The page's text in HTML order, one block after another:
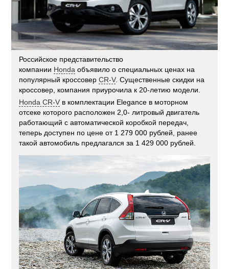
Российское представительство
компании Honda объявило о специальных ценах на
популярный кроссоверCR-V. Существенные скидки на
кроссовер, компания приурочила к 20-летию модели.
Honda CR-V в комплектации Elegance в моторном
отсеке которого расположен 2,0- литровый двигатель
работающий с автоматической коробкой передач,
теперь доступен по цене от 1 279 000 рублей, ранее
такой автомобиль предлагался за 1 429 000 рублей.